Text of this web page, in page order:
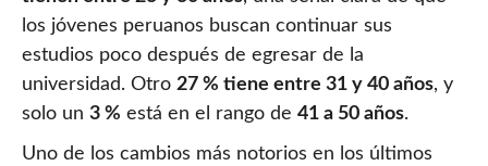
los jóvenes peruanos buscan continuar sus
estudios poco después de egresar de la
universidad. Otro 27 % tiene entre 31 y 40 años, y
solo un 3 % está en el rango de 41 a 50 años.
Uno de los cambios más notorios en los últimos